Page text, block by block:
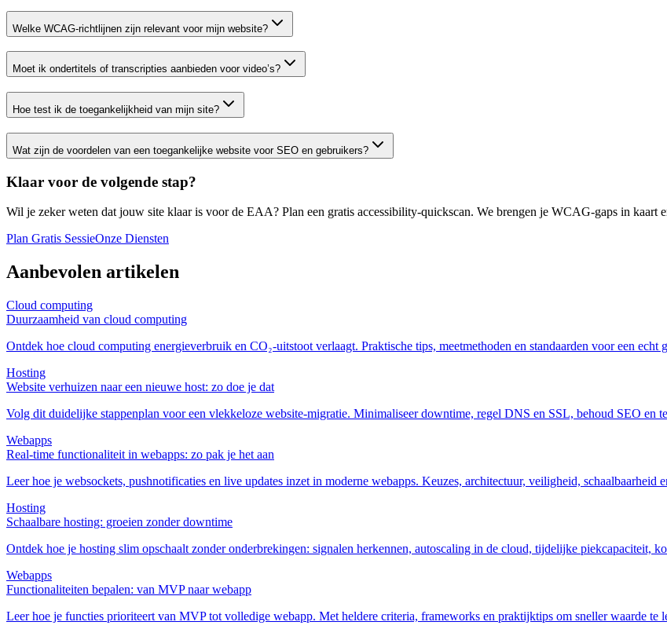
Welke WCAG‑richtlijnen zijn relevant voor mijn website?
Moet ik ondertitels of transcripties aanbieden voor video’s?
Hoe test ik de toegankelijkheid van mijn site?
Wat zijn de voordelen van een toegankelijke website voor SEO en gebruikers?
Klaar voor de volgende stap?
Wil je zeker weten dat jouw site klaar is voor de EAA? Plan een gratis accessibility‑quickscan. We brengen je WCAG‑gaps in kaart
Plan Gratis SessieOnze Diensten
Aanbevolen artikelen
Cloud computing
Duurzaamheid van cloud computing
Ontdek hoe cloud computing energieverbruik en CO₂-uitstoot verlaagt. Praktische tips, meetmethoden en standaarden voor een echt
Hosting
Website verhuizen naar een nieuwe host: zo doe je dat
Volg dit duidelijke stappenplan voor een vlekkeloze website‑migratie. Minimaliseer downtime, regel DNS en SSL, behoud SEO en
Webapps
Real‑time functionaliteit in webapps: zo pak je het aan
Leer hoe je websockets, pushnotificaties en live updates inzet in moderne webapps. Keuzes, architectuur, veiligheid, schaalbaarheid
Hosting
Schaalbare hosting: groeien zonder downtime
Ontdek hoe je hosting slim opschaalt zonder onderbrekingen: signalen herkennen, autoscaling in de cloud, tijdelijke piekcapaciteit,
Webapps
Functionaliteiten bepalen: van MVP naar webapp
Leer hoe je functies prioriteert van MVP tot volledige webapp. Met heldere criteria, frameworks en praktijktips om sneller waarde te